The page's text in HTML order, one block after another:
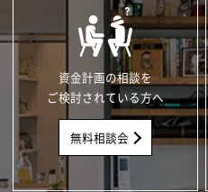
資金計画の相談を
ご検討されている方へ
無料相談会